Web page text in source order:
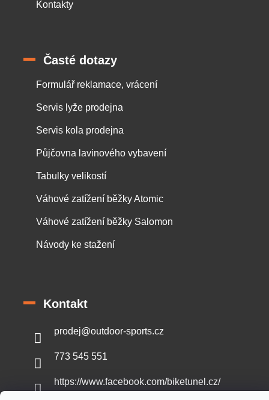
Kontakty
Časté dotazy
Formulář reklamace, vrácení
Servis lyže prodejna
Servis kola prodejna
Půjčovna lavinového vybavení
Tabulky velikostí
Váhové zatížení běžky Atomic
Váhové zatížení běžky Salomon
Návody ke stažení
Kontakt
prodej@outdoor-sports.cz
773 545 551
https://www.facebook.com/biketunel.cz/